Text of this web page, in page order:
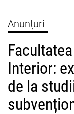
Anunțuri
Interior:
de la